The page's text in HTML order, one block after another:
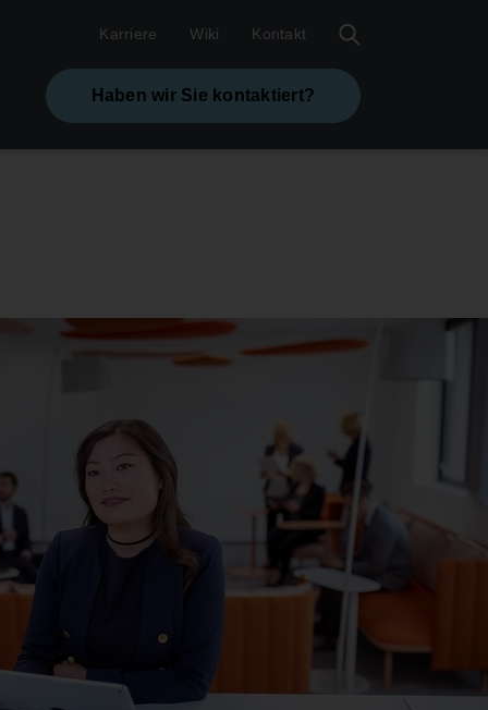
Karriere Wiki Kontakt
Haben wir Sie kontaktiert?